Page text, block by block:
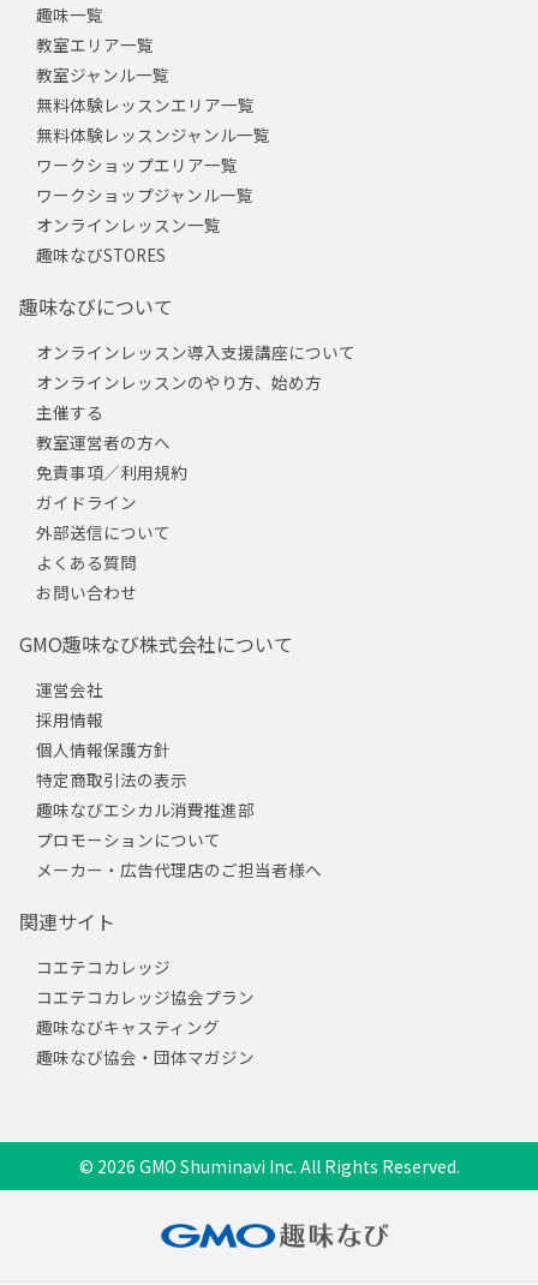
趣味一覧
教室エリア一覧
教室ジャンル一覧
無料体験レッスンエリア一覧
無料体験レッスンジャンル一覧
ワークショップエリア一覧
ワークショップジャンル一覧
オンラインレッスン一覧
趣味なびSTORES
趣味なびについて
オンラインレッスン導入支援講座について
オンラインレッスンのやり方、始め方
主催する
教室運営者の方へ
免責事項／利用規約
ガイドライン
外部送信について
よくある質問
お問い合わせ
GMO趣味なび株式会社について
運営会社
採用情報
個人情報保護方針
特定商取引法の表示
趣味なびエシカル消費推進部
プロモーションについて
メーカー・広告代理店のご担当者様へ
関連サイト
コエテコカレッジ
コエテコカレッジ協会プラン
趣味なびキャスティング
趣味なび協会・団体マガジン
© 2026 GMO Shuminavi Inc. All Rights Reserved.